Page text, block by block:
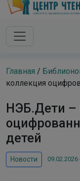
Главная /
коллекция
НЭБ.Дети –
детей
Новости 09.02.2026